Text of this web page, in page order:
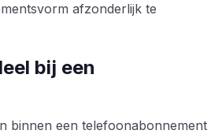
afzonderlijk te
bij een
binnen een telefoonabonnement